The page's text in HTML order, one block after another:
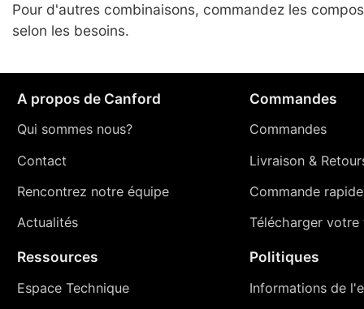
Pour d'autres combinaisons, commandez les
selon les besoins.
A propos de Canford
Qui sommes nous?
Contact
Rencontrez notre équipe
Actualités
Commandes
Commandes
Livraison&
Commande rapide
Télécharger votre
Ressources
Espace Technique
Politiques
Informations de